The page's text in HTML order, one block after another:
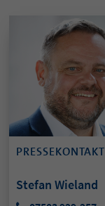
PRESSEKONTAKT
Stefan Wieland